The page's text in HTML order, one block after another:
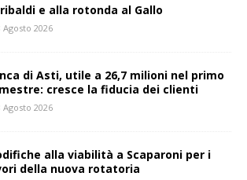
e alla rotonda al Gallo
Agosto 2026
di Asti, utile a 26,7 milioni nel primo
cresce la fiducia dei clienti
Agosto 2026
alla viabilità a Scaparoni per i
della nuova rotatoria